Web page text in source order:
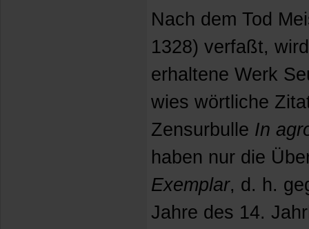
Nach dem Tod
1328) verfaßt,
erhaltene Werk
wies wörtliche
Zensurbulle In
haben nur die
Exemplar, d. h.
Jahre des 14.